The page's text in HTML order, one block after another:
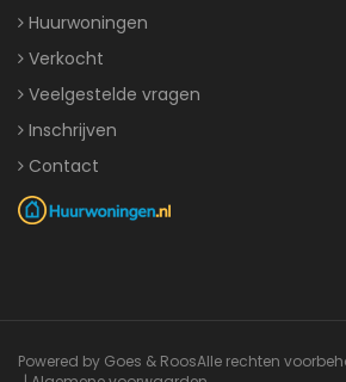
Huurwoningen
Verkocht
Veelgestelde vragen
Inschrijven
Contact
Powered by Goes & RoosAlle rechten